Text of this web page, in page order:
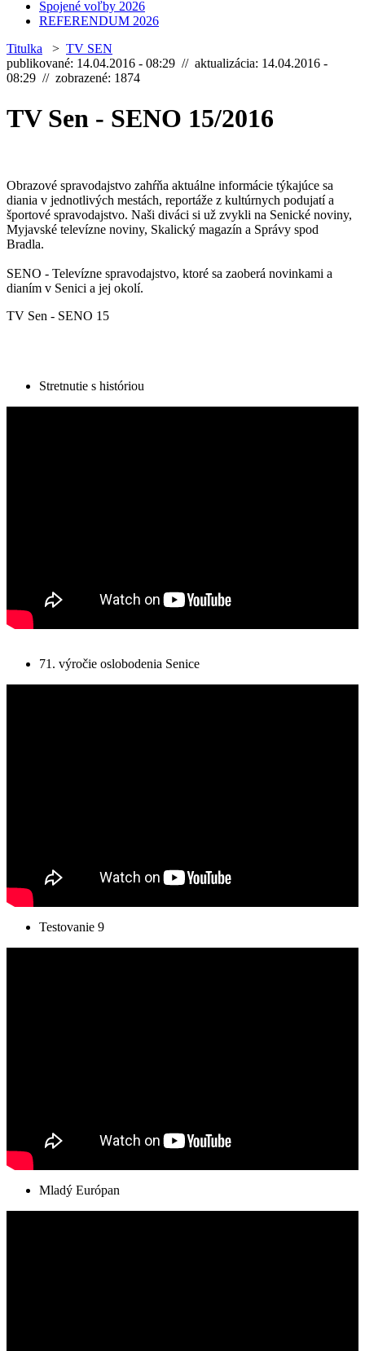
Spojené voľby 2026
REFERENDUM 2026
Titulka > TV SEN
publikované: 14.04.2016 - 08:29 // aktualizácia: 14.04.2016 -
08:29 // zobrazené: 1874
TV Sen - SENO 15/2016
Obrazové spravodajstvo zahŕňa aktuálne informácie týkajúce sa
diania v jednotlivých mestách, reportáže z kultúrnych podujatí a
športové spravodajstvo. Naši diváci si už zvykli na Senické noviny,
Myjavské televízne noviny, Skalický magazín a Správy spod
Bradla.
SENO - Televízne spravodajstvo, ktoré sa zaoberá novinkami a
dianím v Senici a jej okolí.
TV Sen - SENO 15
Stretnutie s históriou
71. výročie oslobodenia Senice
Testovanie 9
Mladý Európan